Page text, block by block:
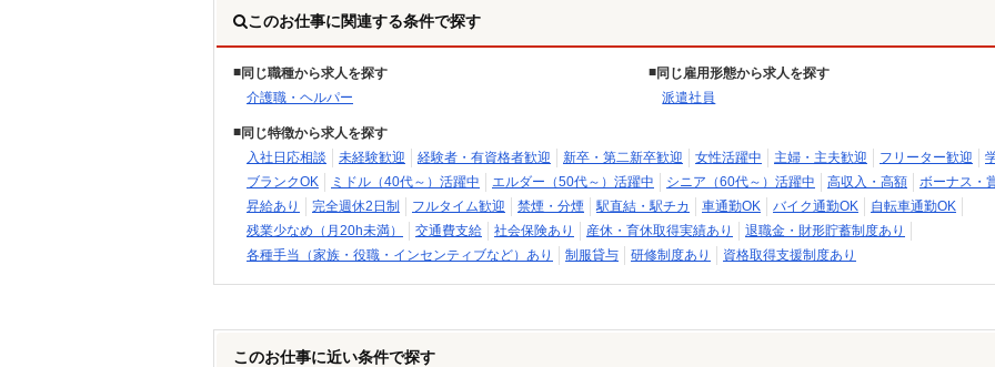
このお仕事に関連する条件で探す
同じ職種から求人を探す
介護職・ヘルパー
同じ雇用形態から求人を探す
派遣社員
同じ特徴から求人を探す
入社日応相談
未経験歓迎 経験者・有資格者歓迎 新卒・第二新卒歓迎 女性活躍中 主婦・主夫歓迎 フリーター歓迎
ブランクOK
ミドル（40代～）活躍中 エルダー（50代～）活躍中 シニア（60代～）活躍中 高収入・高額
ボーナス・
昇給あり
完全週休2日制 フルタイム歓迎 禁煙・分煙 駅直結・駅チカ 車通勤OK バイク通勤OK
自転車通勤OK
残業少なめ（月20h未満）
交通費支給 社会保険あり 産休・育休取得実績あり
退職金・財形貯蓄制度あり
各種手当（家族・役職・インセンティブなど）あり
制服貸与 研修制度あり 資格取得支援制度あり
このお仕事に近い条件で探す